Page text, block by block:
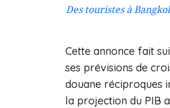
Des touristes à
Cette annonce fait
ses prévisions de
douane réciproques
la projection du PIB